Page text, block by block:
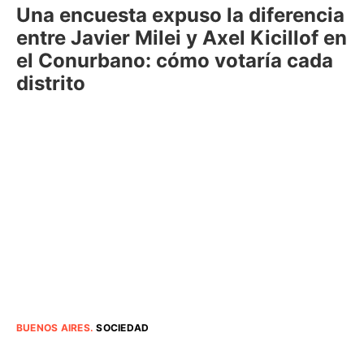
Una encuesta expuso la diferencia
entre Javier Milei y Axel Kicillof en
el Conurbano: cómo votaría cada
distrito
BUENOS AIRES.SOCIEDAD